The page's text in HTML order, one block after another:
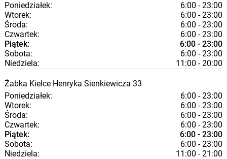
Poniedziałek:
6:00 - 23:00
Wtorek:
6:00 - 23:00
Środa:
6:00 - 23:00
Czwartek:
6:00 - 23:00
Piątek:
6:00 - 23:00
Sobota:
6:00 - 23:00
Niedziela:
11:00 - 20:00
Żabka Kielce Henryka Sienkiewicza 33
Poniedziałek:
6:00 - 23:00
Wtorek:
6:00 - 23:00
Środa:
6:00 - 23:00
Czwartek:
6:00 - 23:00
Piątek:
6:00 - 23:00
Sobota:
6:00 - 23:00
Niedziela:
11:00 - 21:00